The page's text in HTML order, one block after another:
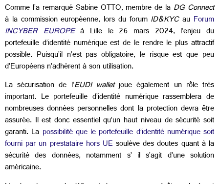
Comme l’a remarqué Sabine OTTO, membre de la DG Connect
à la commission européenne, lors du forum ID&KYCau Forum
INCYBER EUROPEà Lille le 26 mars 2024, l’enjeu du
portefeuille d’identité numérique est de le rendre le plus attractif
possible. Puisqu’il n’est pas obligatoire, le risque est que peu
d’Européens n’adhèrent à son utilisation.
La sécurisation de l’EUDI walletjoue également un rôle très
important. Le portefeuille d’identité numérique rassemblera de
nombreuses données personnelles dont la protection devra être
assurée. Il est donc essentiel qu’un haut niveau de sécurité soit
garanti. La possibilité que le portefeuille d’identité numérique soit
fourni par un prestataire hors UE soulève des doutes quant à la
sécurité des données, notamment s’ il s’agit d’une solution
américaine.